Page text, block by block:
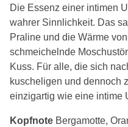
Die Essenz einer intimen
wahrer Sinnlichkeit. Das
Praline und die Wärme
schmeichelnde
Kuss. Für alle, die sich
kuscheligen und dennoch
einzigartig wie eine intime
Kopfnote Bergamotte,